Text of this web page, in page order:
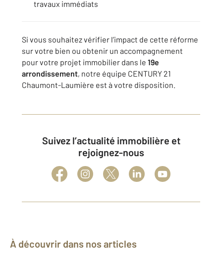
travaux immédiats
Si vous souhaitez vérifier l’impact de cette réforme
sur votre bien ou obtenir un accompagnement
pour votre projet immobilier dans le 19e
arrondissement, notre équipe CENTURY 21
Chaumont-Laumière est à votre disposition.
Suivez l’actualité immobilière et
rejoignez-nous
À découvrir dans nos articles